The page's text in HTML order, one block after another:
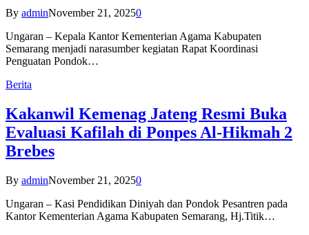
By adminNovember 21, 20250
Ungaran – Kepala Kantor Kementerian Agama Kabupaten
Semarang menjadi narasumber kegiatan Rapat Koordinasi
Penguatan Pondok…
Berita
Kakanwil Kemenag Jateng Resmi Buka
Evaluasi Kafilah di Ponpes Al-Hikmah 2
Brebes
By adminNovember 21, 20250
Ungaran – Kasi Pendidikan Diniyah dan Pondok Pesantren pada
Kantor Kementerian Agama Kabupaten Semarang, Hj.Titik…